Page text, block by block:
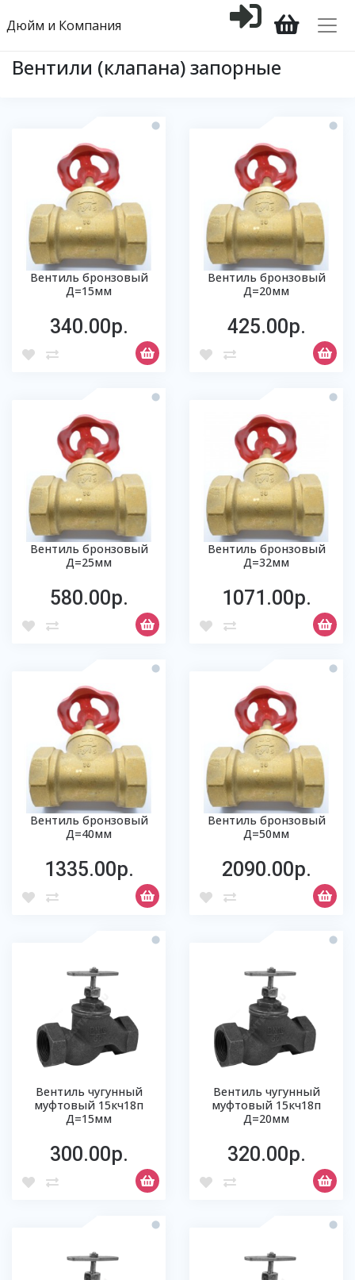
Дюйм и Компания
Вентили (клапана) запорные
Вентиль бронзовый
Д=15мм
340.00р.
Вентиль бронзовый
Д=20мм
425.00р.
Вентиль бронзовый
Д=25мм
580.00р.
Вентиль бронзовый
Д=32мм
1071.00р.
Вентиль бронзовый
Д=40мм
1335.00р.
Вентиль бронзовый
Д=50мм
2090.00р.
Вентиль чугунный
муфтовый 15кч18п
Д=15мм
300.00р.
Вентиль чугунный
муфтовый 15кч18п
Д=20мм
320.00р.